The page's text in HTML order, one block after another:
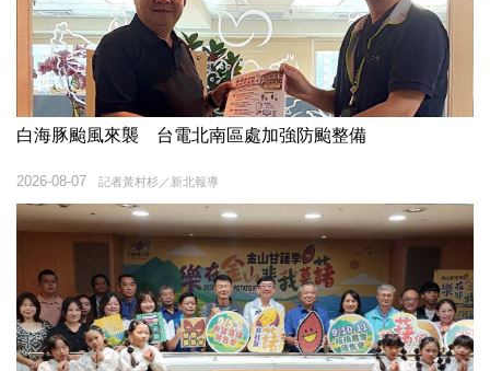
白海豚颱風來襲 台電北南區處加強防颱整備
記者黃村杉／新北報導
2026-08-07